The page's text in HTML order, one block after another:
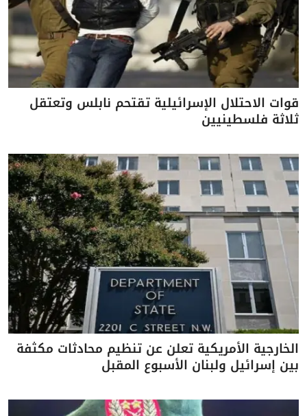
قوات الاحتلال الإسرائيلية تقتحم نابلس وتعتقل
ثلاثة فلسطينيين
الخارجية الأمريكية تعلن عن تنظيم محادثات مكثفة
بين إسرائيل ولبنان الأسبوع المقبل